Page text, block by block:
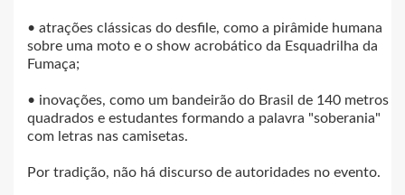
• atrações clássicas do desfile, como a pirâmide humana
sobre uma moto e o show acrobático da Esquadrilha da
Fumaça;
• inovações, como um bandeirão do Brasil de 140 metros
quadrados e estudantes formando a palavra "soberania"
com letras nas camisetas.
Por tradição, não há discurso de autoridades no evento.